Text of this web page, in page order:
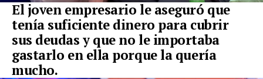
El joven empresario le aseguró que
tenía suficiente dinero para cubrir
sus deudas y que no le importaba
gastarlo en ella porque la quería
mucho.